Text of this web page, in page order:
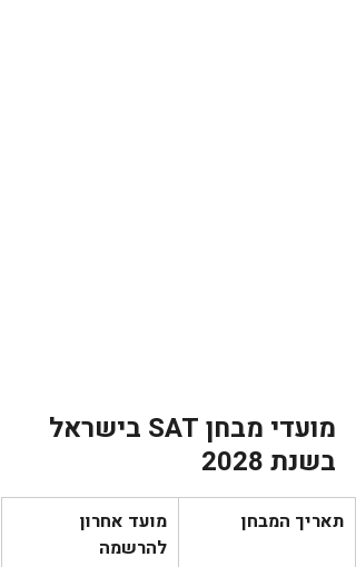
מועדי מבחן SAT בישראל
בשנת 2028
תאריך המבחן
מועד אחרון
להרשמה